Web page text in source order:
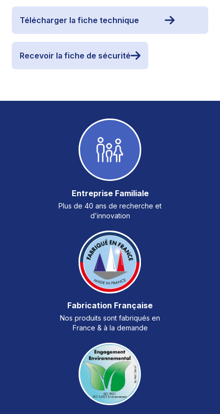
Télécharger la fiche technique
Recevoir la fiche de sécurité
Entreprise Familiale
Plus de 40 ans de recherche et
d’innovation
Fabrication Française
Nos produits sont fabriqués en
France & à la demande